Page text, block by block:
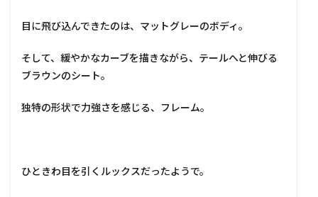
目に飛び込んできたのは、マットグレーのボディ。
そして、緩やかなカーブを描きながら、テールへと伸びる
ブラウンのシート。
独特の形状で力強さを感じる、フレーム。
ひときわ目を引くルックスだったようで。